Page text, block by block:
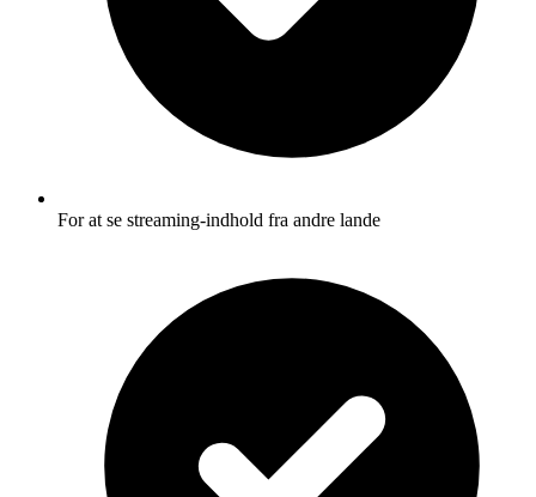
For at se streaming-indhold fra andre lande